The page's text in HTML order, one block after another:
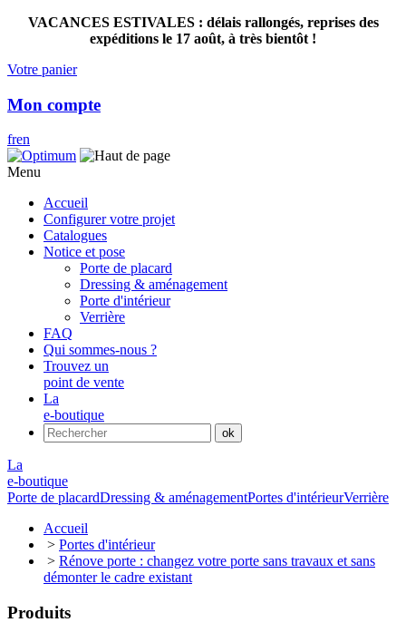
VACANCES ESTIVALES : délais rallongés, reprises des
expéditions le 17 août, à très bientôt !
Votre panier
Mon compte
fren
Menu
Accueil
Configurer votre projet
Catalogues
Notice et pose
Porte de placard
Dressing & aménagement
Porte d'intérieur
Verrière
FAQ
Qui sommes-nous ?
Trouvez un
point de vente
La
e-boutique
La
e-boutique
Porte de placardDressing & aménagementPortes d'intérieurVerrière
Accueil
> Portes d'intérieur
> Rénove porte : changez votre porte sans travaux et sans
démonter le cadre existant
Produits